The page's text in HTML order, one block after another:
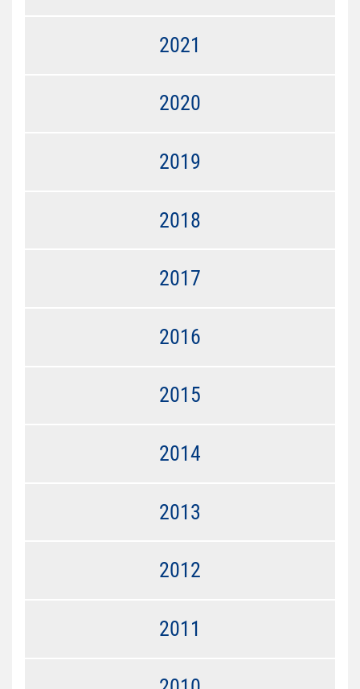
2021
2020
2019
2018
2017
2016
2015
2014
2013
2012
2011